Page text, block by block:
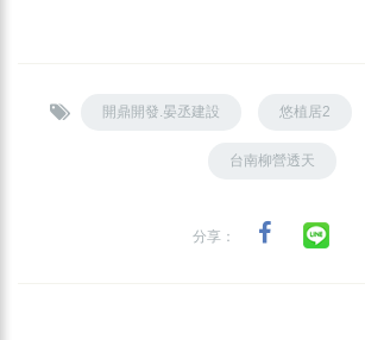
開鼎開發.晏丞建設 悠植居2
台南柳營透天
分享：